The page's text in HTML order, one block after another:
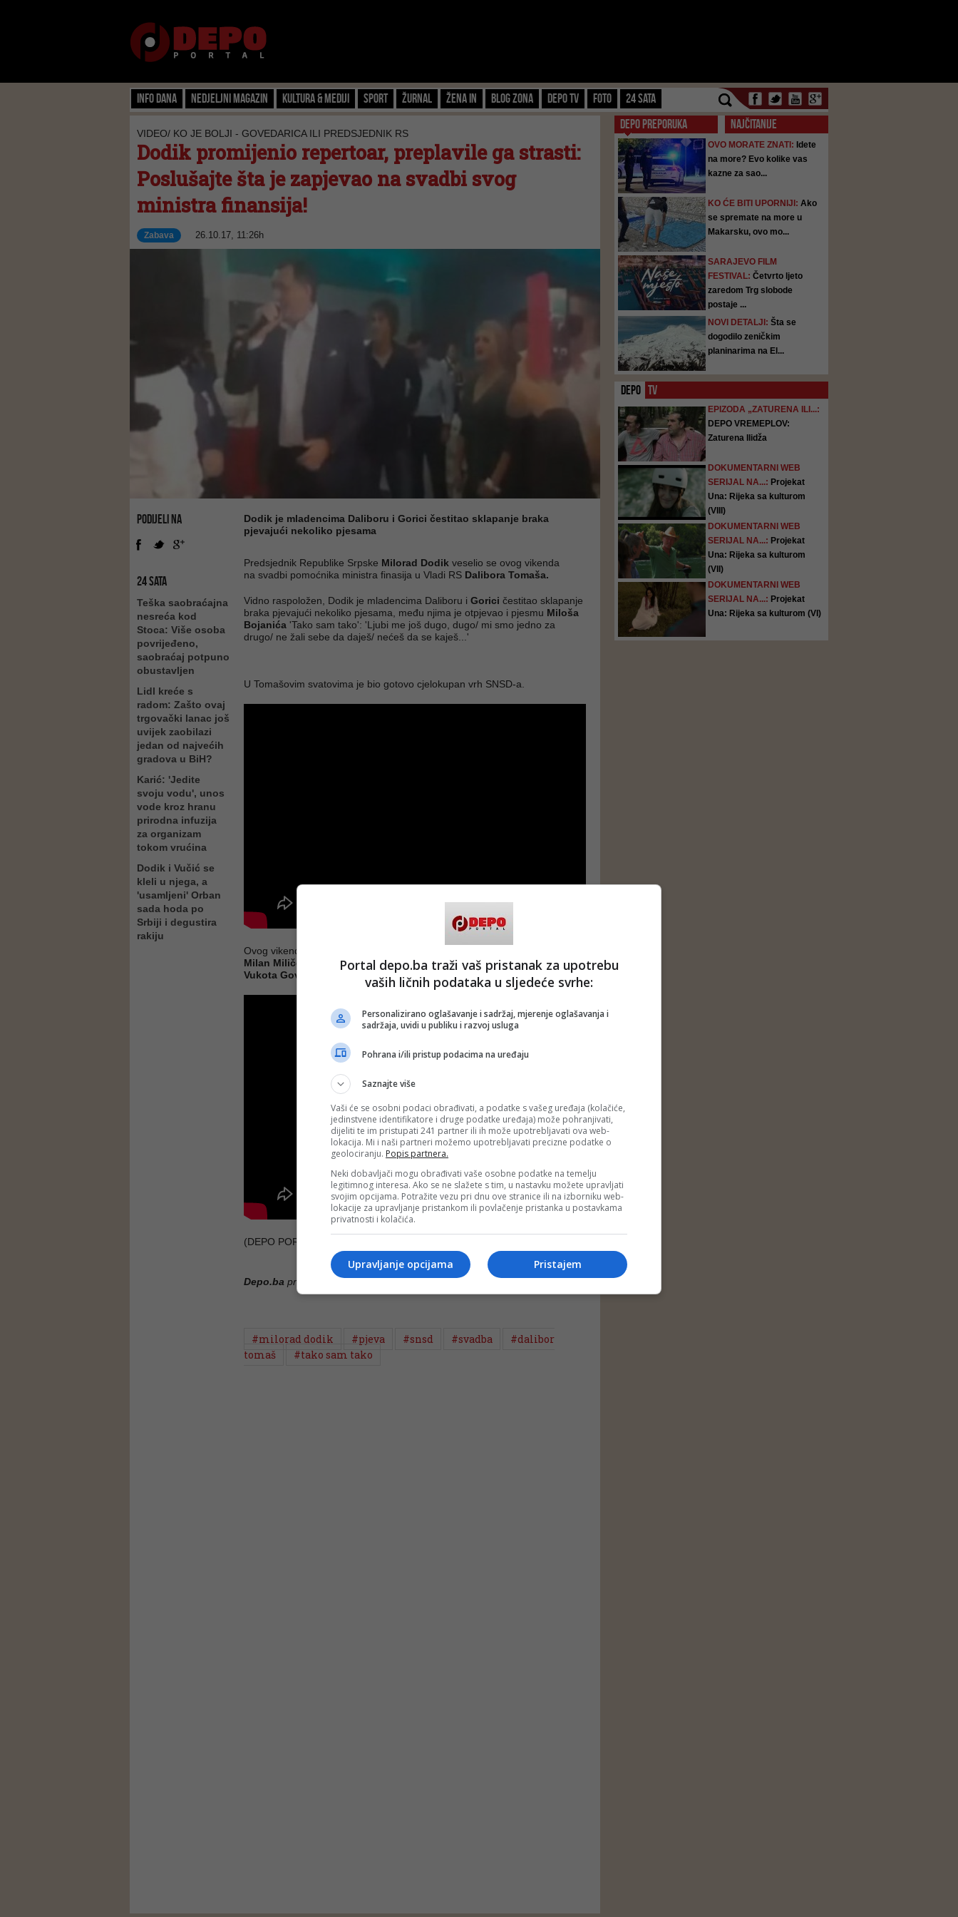
Info dana Nedjeljni magazin Kultura & Mediji Sport Žurnal Žena IN Blog zona Depo TV FOTO 24 SATA
VIDEO/ KO JE BOLJI - GOVEDARICA ILI PREDSJEDNIK RS
Dodik promijenio repertoar, preplavile ga strasti:
Poslušajte šta je zapjevao na svadbi svog
ministra finansija!
Zabava 26.10.17, 11:26h
PODIJELI NA
24 SATA
Teška saobraćajna
nesreća kod
Stoca: Više osoba
povrijeđeno,
saobraćaj potpuno
obustavljen
Lidl kreće s
radom: Zašto ovaj
trgovački lanac još
uvijek zaobilazi
jedan od najvećih
gradova u BiH?
Karić: 'Jedite
svoju vodu', unos
vode kroz hranu
prirodna infuzija
za organizam
tokom vrućina
Dodik i Vučić se
kleli u njega, a
'usamljeni' Orban
sada hoda po
Srbiji i degustira
rakiju
Dodik je mladencima Daliboru i Gorici čestitao sklapanje braka
pjevajući nekoliko pjesama
Predsjednik Republike Srpske Milorad Dodik veselio se ovog vikenda
na svadbi pomoćnika ministra finasija u Vladi RS Dalibora Tomaša.
Vidno raspoložen, Dodik je mladencima Daliboru i Gorici čestitao sklapanje
braka pjevajući nekoliko pjesama, među njima je otpjevao i pjesmu Miloša
Bojanića 'Tako sam tako': 'Ljubi me još dugo, dugo/ mi smo jedno za
drugo/ ne žali sebe da daješ/ nećeš da se kaješ...'
U Tomašovim svatovima je bio gotovo cjelokupan vrh SNSD-a.
Ovog vikenda veselili su se i funkcioneri SDS-a. Načelnik opštine Teslić
Milan Miličević
oženio je sina, a svatove je zabavljao i prvi čovjek SDS-a
Vukota Govedarica
pjevajući hitove Bijelog dugmeta i Harisa Džinovića
(DEPO PORTAL, BLIN MAGAZIN/md)
Depo.ba pratite putem društvenih mrežaTwitter Facebook
#milorad dodik #pjeva #snsd #svadba
#dalibor
tomaš
#tako sam tako
DEPO PREPORUKA NAJČITANIJE
OVO MORATE ZNATI: Idete
na more? Evo kolike vas
kazne za sao...
KO ĆE BITI UPORNIJI: Ako
se spremate na more u
Makarsku, ovo mo...
SARAJEVO FILM
FESTIVAL: Četvrto ljeto
zaredom Trg slobode
postaje ...
NOVI DETALJI: Šta se
dogodilo zeničkim
planinarima na El...
DEPO TV
EPIZODA „ZATURENA ILI...:
DEPO VREMEPLOV:
Zaturena Ilidža
DOKUMENTARNI WEB
SERIJAL NA...: Projekat
Una: Rijeka sa kulturom
(VIII)
DOKUMENTARNI WEB
SERIJAL NA...: Projekat
Una: Rijeka sa kulturom
(VII)
DOKUMENTARNI WEB
SERIJAL NA...: Projekat
Una: Rijeka sa kulturom (VI)
Portal depo.ba traži vaš pristanak za upotrebu
vaših ličnih podataka u sljedeće svrhe:
Personalizirano oglašavanje i sadržaj, mjerenje oglašavanja i
sadržaja, uvidi u publiku i razvoj usluga
Pohrana i/ili pristup podacima na uređaju
Saznajte više
Vaši će se osobni podaci obrađivati, a podatke s vašeg uređaja (kolačiće,
jedinstvene identifikatore i druge podatke uređaja) može pohranjivati,
dijeliti te im pristupati 241 partner ili ih može upotrebljavati ova web-
lokacija. Mi i naši partneri možemo upotrebljavati precizne podatke o
geolociranju. Popis partnera.
Neki dobavljači mogu obrađivati vaše osobne podatke na temelju
legitimnog interesa. Ako se ne slažete s tim, u nastavku možete upravljati
svojim opcijama. Potražite vezu pri dnu ove stranice ili na izborniku web-
lokacije za upravljanje pristankom ili povlačenje pristanka u postavkama
privatnosti i kolačića.
Pristajem
Upravljanje opcijama